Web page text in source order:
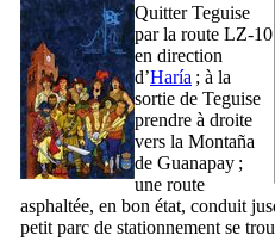
QuitterTeguise
par la route LZ-10
en direction
d’Haría ; à la
sortie de Teguise
prendre à droite
vers la Montaña
de Guanapay ;
une route
asphaltée, en bon état, conduit
petit parc de stationnement se